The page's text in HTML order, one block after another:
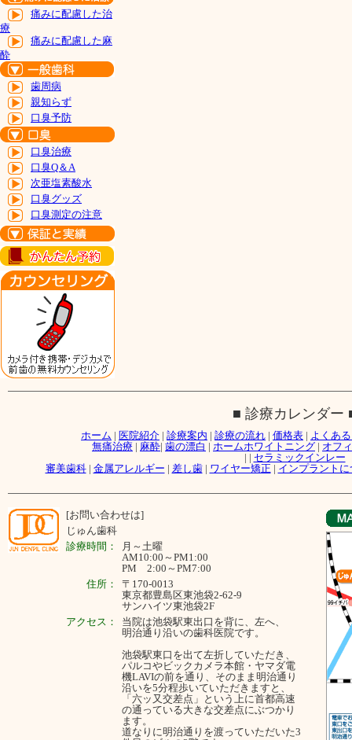
痛みに配慮した治
療
痛みに配慮した麻
酔
歯周病
親知らず
口臭予防
口臭治療
口臭Q＆A
次亜塩素酸水
口臭グッズ
口臭測定の注意
■ 診療カレンダー
ホーム | 医院紹介 | 診療案内 | 診療の流れ | 価格表 | よくあ
無痛治療 | 麻酔| 歯の漂白 | ホームホワイトニング | オフ
| | セラミックインレー
審美歯科| 金属アレルギー | 差し歯| ワイヤー矯正 | インプラントに
[お問い合わせは]
じゅん歯科
診療時間：
月～ 土曜
AM10:00～PM1:00
PM 2:00～PM7:00
住所：
〒170-0013
東京都豊島区東池袋2-62-9
サンハイツ東池袋2F
アクセス：
当院は池袋駅東出口を背に、左へ、
明治通り沿いの歯科医院です。
池袋駅東口を出て左折していただき、
パルコやビックカメラ本館・ヤマダ電
機LAVIの前を通り、そのまま明治通り
沿いを5分程歩いていただきますと、
「六ッ又交差点」という上に首都高速
の通っている大きな交差点にぶつかり
ます。
道なりに明治通りを渡っていただいた3